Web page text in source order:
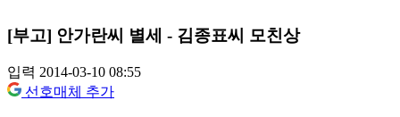
[부고] 안가란씨 별세 - 김종표씨 모친상
입력 2014-03-10 08:55
선호매체 추가